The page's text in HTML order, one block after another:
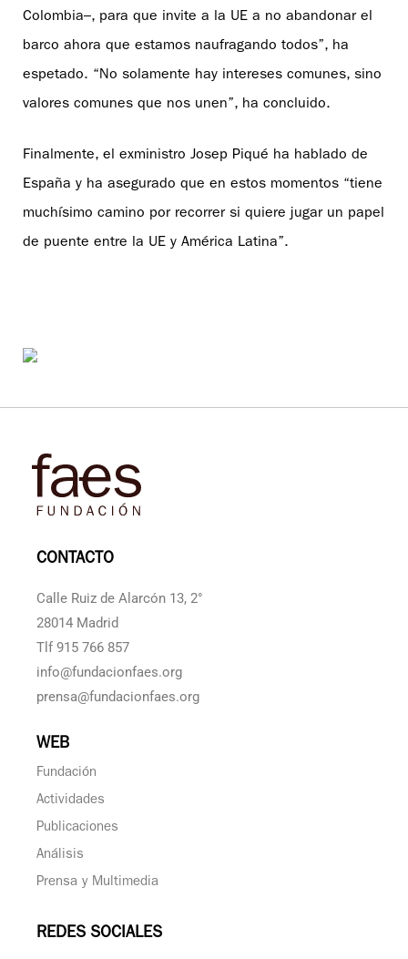
Colombia­­–, para que invite a la UE a no abandonar el
barco ahora que estamos naufragando todos”, ha
espetado. “No solamente hay intereses comunes, sino
valores comunes que nos unen”, ha concluido.
Finalmente, el exministro Josep Piqué ha hablado de
España y ha asegurado que en estos momentos “tiene
muchísimo camino por recorrer si quiere jugar un papel
de puente entre la UE y América Latina”.
CONTACTO
Calle Ruiz de Alarcón 13, 2°
28014 Madrid
Tlf 915 766 857
info@fundacionfaes.org
prensa@fundacionfaes.org
WEB
Fundación
Actividades
Publicaciones
Análisis
Prensa y Multimedia
REDES SOCIALES